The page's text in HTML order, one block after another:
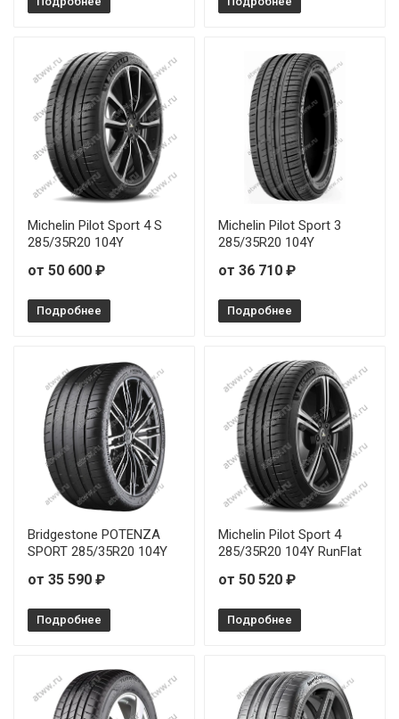
Michelin Pilot Sport 4 S
285/35R20 104Y
от 50 600 ₽
Подробнее
Michelin Pilot Sport 3
285/35R20 104Y
от 36 710 ₽
Подробнее
Bridgestone POTENZA
SPORT 285/35R20 104Y
от 35 590 ₽
Подробнее
Michelin Pilot Sport 4
285/35R20 104Y RunFlat
от 50 520 ₽
Подробнее